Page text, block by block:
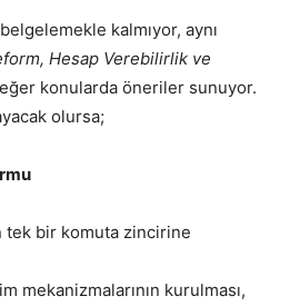
kalmıyor, aynı
Hesap Verebilirlik ve
konularda öneriler sunuyor.
olursa;
tek bir komuta zincirine
mekanizmalarının kurulması,